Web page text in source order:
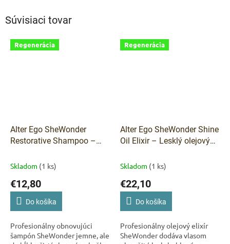
Súvisiaci tovar
Regenerácia
Alter Ego SheWonder
Restorative Shampoo –
ml
Skladom (1 ks)
€12,80
Do košíka
Profesionálny obnovujúci
šampón SheWonder jemne, ale
Regenerácia
Alter Ego SheWonder Shine
Oil Elixir – Lesklý olejový
Skladom (1 ks)
€22,10
Do košíka
Profesionálny olejový elixír
SheWonder dodáva vlasom